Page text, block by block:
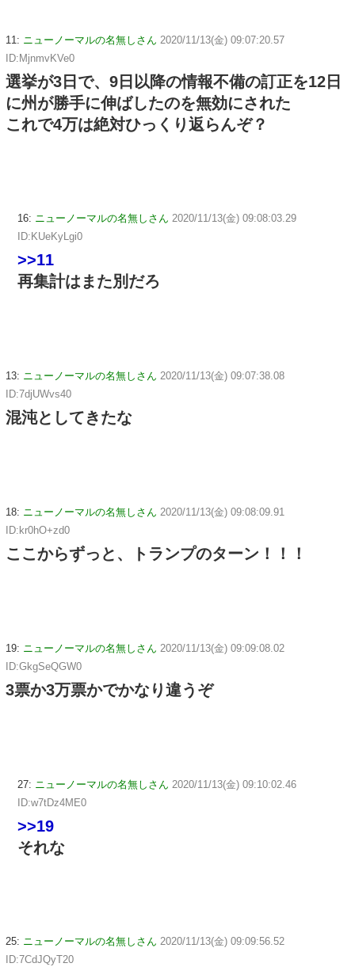
11: ニューノーマルの名無しさん 2020/11/13(金) 09:07:20.57
ID:MjnmvKVe0
選挙が3日で、9日以降の情報不備の訂正を12日
に州が勝手に伸ばしたのを無効にされた
これで4万は絶対ひっくり返らんぞ？
16: ニューノーマルの名無しさん 2020/11/13(金) 09:08:03.29
ID:KUeKyLgi0
>>11
再集計はまた別だろ
13: ニューノーマルの名無しさん 2020/11/13(金) 09:07:38.08
ID:7djUWvs40
混沌としてきたな
18: ニューノーマルの名無しさん 2020/11/13(金) 09:08:09.91
ID:kr0hO+zd0
ここからずっと、トランプのターン！！！
19: ニューノーマルの名無しさん 2020/11/13(金) 09:09:08.02
ID:GkgSeQGW0
3票か3万票かでかなり違うぞ
27: ニューノーマルの名無しさん 2020/11/13(金) 09:10:02.46
ID:w7tDz4ME0
>>19
それな
25: ニューノーマルの名無しさん 2020/11/13(金) 09:09:56.52
ID:7CdJQyT20